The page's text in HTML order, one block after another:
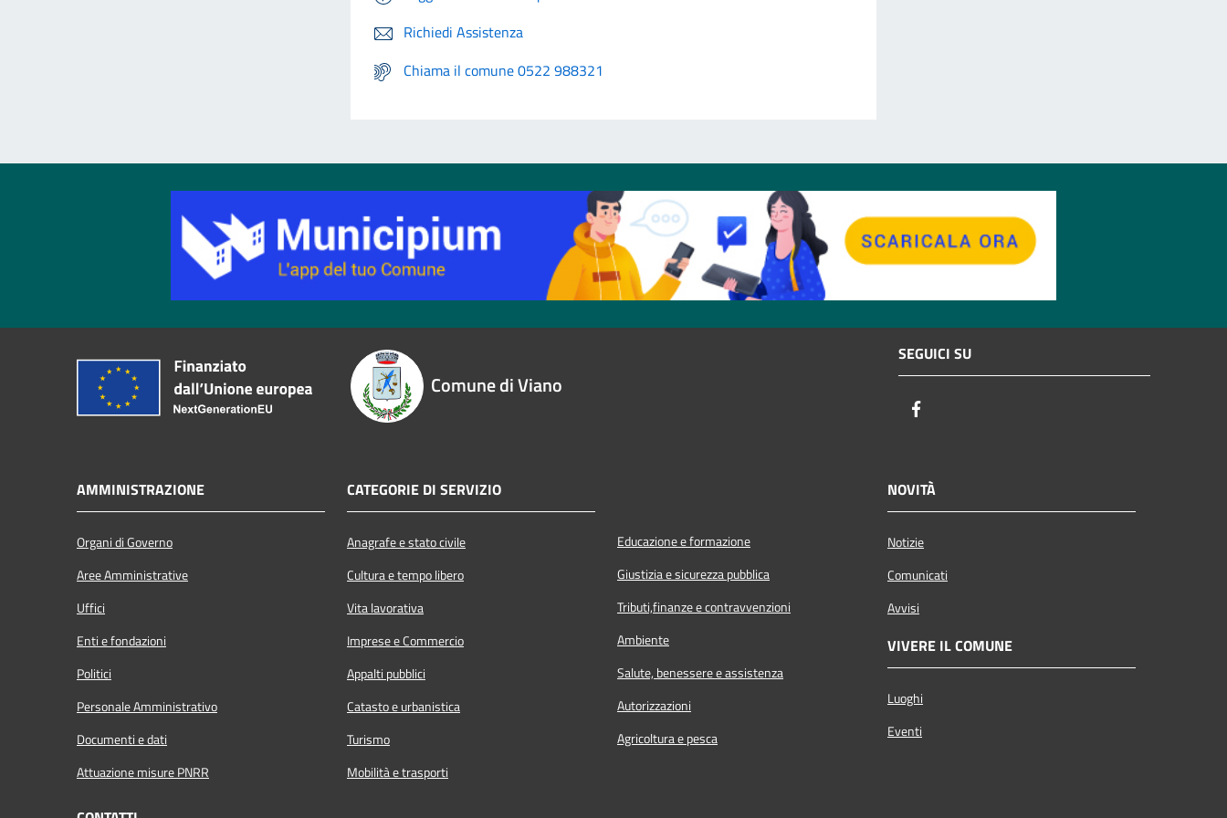
Richiedi Assistenza
Chiama il comune 0522 988321
Comune di Viano
SEGUICI SU
AMMINISTRAZIONE
Organi di Governo
Aree Amministrative
Uffici
Enti e fondazioni
Politici
Personale Amministrativo
Documenti e dati
Attuazione misure PNRR
CATEGORIE DI SERVIZIO
Anagrafe e stato civile
Cultura e tempo libero
Vita lavorativa
Imprese e Commercio
Appalti pubblici
Catasto e urbanistica
Turismo
Mobilità e trasporti
Educazione e formazione
Giustizia e sicurezza pubblica
Tributi,finanze e contravvenzioni
Ambiente
Salute, benessere e assistenza
Autorizzazioni
Agricoltura e pesca
NOVITÀ
Notizie
Comunicati
Avvisi
VIVERE IL COMUNE
Luoghi
Eventi